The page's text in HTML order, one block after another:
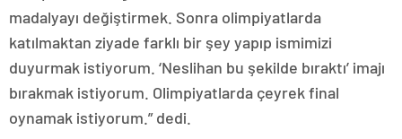
madalyayı değiştirmek. Sonra olimpiyatlarda
katılmaktan ziyade farklı bir şey yapıp ismimizi
duyurmak istiyorum. ‘Neslihan bu şekilde bıraktı’ imajı
bırakmak istiyorum. Olimpiyatlarda çeyrek final
oynamak istiyorum.” dedi.